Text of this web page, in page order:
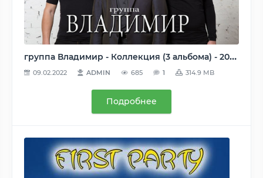
группа Владимир - Коллекция (3 альбома) - 2016-2020, MP3, 320 kbps
09.02.2022 ADMIN 685 1 314.9 MB
Подробнее